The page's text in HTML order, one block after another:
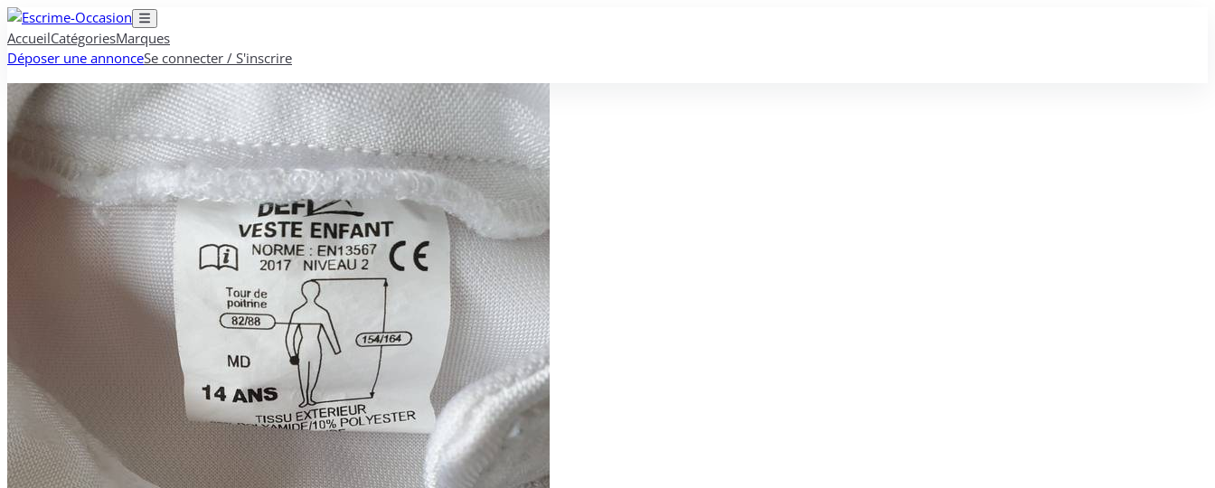
AccueilCatégoriesMarques
Déposer une annonceSe connecter / S'inscrire